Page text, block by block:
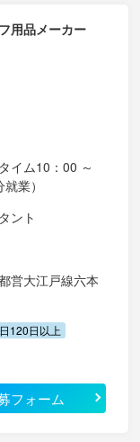
用品メーカー
イム10：00 ～
業）
ント
営大江戸線六本
120日以上
フォーム